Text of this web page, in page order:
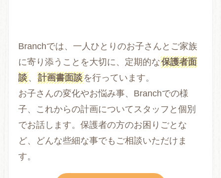
Branchでは、一人ひとりのお子さんとご家族
に寄り添うことを大切に、定期的な保護者面
談、計画書面談を行っています。
お子さんの変化やお悩み事、Branchでの様
子、これからの計画についてスタッフと個別
でお話します。保護者の方のお困りごとな
ど、どんな些細な事でもご相談いただけま
す。